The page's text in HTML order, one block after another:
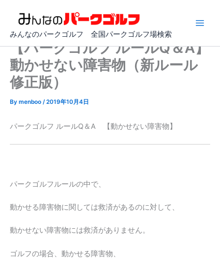
みんなのパークゴルフ 全国パークゴルフ場検索
【パークゴルフ ルールQ＆A】
動かせない障害物（新ルール
修正版）
By menboo /2019年10月4日
パークゴルフ ルールQ＆A 【動かせない障害物】
パークゴルフルールの中で、
動かせる障害物に関しては救済があるのに対して、
動かせない障害物には救済がありません。
ゴルフの場合、動かせる障害物、